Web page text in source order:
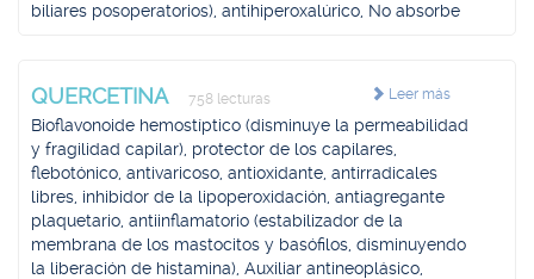
biliares posoperatorios), antihiperoxalúrico, No absorbe
Leer más
QUERCETINA 758 lecturas
Bioflavonoide hemostíptico (disminuye la permeabilidad
y fragilidad capilar), protector de los capilares,
flebotónico, antivaricoso, antioxidante, antirradicales
libres, inhibidor de la lipoperoxidación, antiagregante
plaquetario, antiinflamatorio (estabilizador de la
membrana de los mastocitos y basófilos, disminuyendo
la liberación de histamina), Auxiliar antineoplásico,